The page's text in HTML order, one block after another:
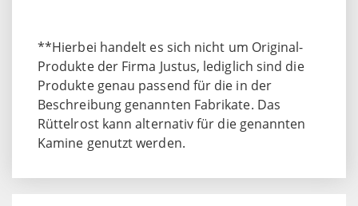
**Hierbei handelt es sich nicht um Original-
Produkte der Firma Justus, lediglich sind die
Produkte genau passend für die in der
Beschreibung genannten Fabrikate. Das
Rüttelrost kann alternativ für die genannten
Kamine genutzt werden.